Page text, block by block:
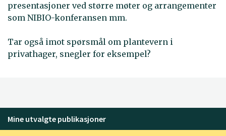
presentasjoner ved større møter og arrangementer
som NIBIO-konferansen mm.
Tar også imot spørsmål om plantevern i
privathager, snegler for eksempel?
Mine utvalgte publikasjoner